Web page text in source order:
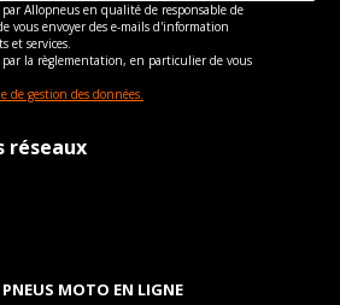
Allopneus en qualité de responsable de
envoyer des e-mails d'information
et services.
par la règlementation, en particulier de vous
de gestion des données.
réseaux
MOTO EN LIGNE